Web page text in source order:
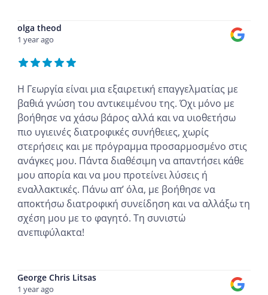
olga theod
1 year ago
Η Γεωργία είναι μια εξαιρετική επαγγελματίας με
βαθιά γνώση του αντικειμένου της. Όχι μόνο με
βοήθησε να χάσω βάρος αλλά και να υιοθετήσω
πιο υγιεινές διατροφικές συνήθειες, χωρίς
στερήσεις και με πρόγραμμα προσαρμοσμένο στις
ανάγκες μου. Πάντα διαθέσιμη να απαντήσει κάθε
μου απορία και να μου προτείνει λύσεις ή
εναλλακτικές. Πάνω απ’ όλα, με βοήθησε να
αποκτήσω διατροφική συνείδηση και να αλλάξω τη
σχέση μου με το φαγητό. Τη συνιστώ
ανεπιφύλακτα!
George Chris Litsas
1 year ago